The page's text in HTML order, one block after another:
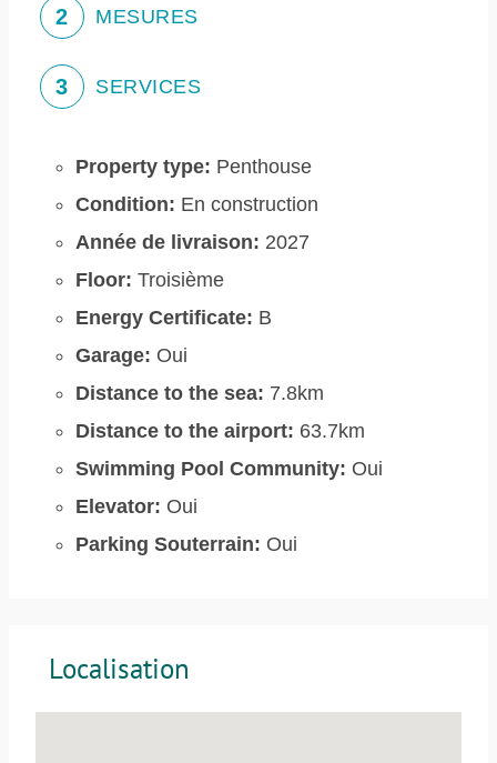
2 MESURES
3 SERVICES
Property type: Penthouse
Condition: En construction
Année de livraison: 2027
Floor: Troisième
Energy Certificate: B
Garage: Oui
Distance to the sea: 7.8km
Distance to the airport: 63.7km
Swimming Pool Community: Oui
Elevator: Oui
Parking Souterrain: Oui
Localisation